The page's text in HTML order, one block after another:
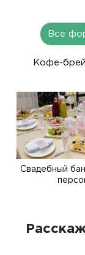
Все
Кофе-
Свадебный